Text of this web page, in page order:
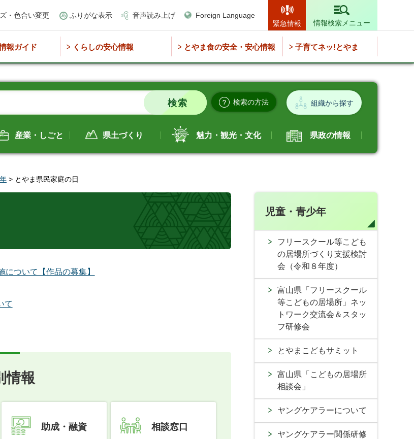
・色合い変更 ふりがな表示 音声読み上げ
Foreign Language
緊急情報
情報検索メニュー
報ガイド くらしの安心情報 とやま食の安全・安心情報 子育てネッ!とやま
検索の方法 組織から探す
産業・しごと 県土づくり 魅力・観光・文化 県政の情報
> とやま県民家庭の日
ついて【作品の募集】
て
情報
助成・融資 相談窓口
児童・青少年
フリースクール等こども
の居場所づくり支援検討
会（令和８年度）
富山県「フリースクール
等こどもの居場所」ネッ
トワーク交流会＆スタッ
フ研修会
とやまこどもサミット
富山県「こどもの居場所
相談会」
ヤングケアラーについて
ヤングケアラー関係研修